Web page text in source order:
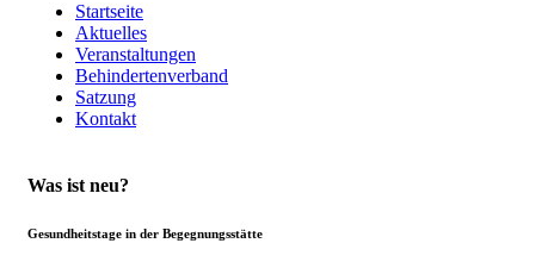
Startseite
Aktuelles
Veranstaltungen
Behindertenverband
Satzung
Kontakt
Was ist neu?
Gesundheitstage in der Begegnungsstätte